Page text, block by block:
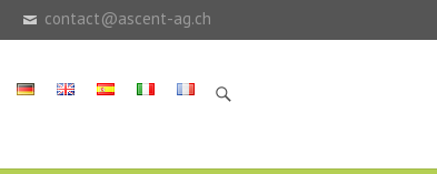
contact@ascent-ag.ch